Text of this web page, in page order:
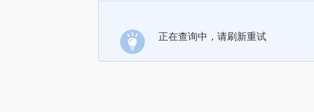
正在查询中，请刷新重试